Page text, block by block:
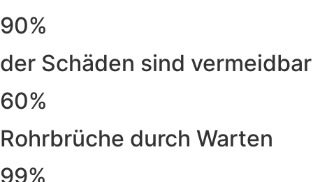
90%
der Schäden sind vermeidbar
60%
Rohrbrüche durch Warten
99%